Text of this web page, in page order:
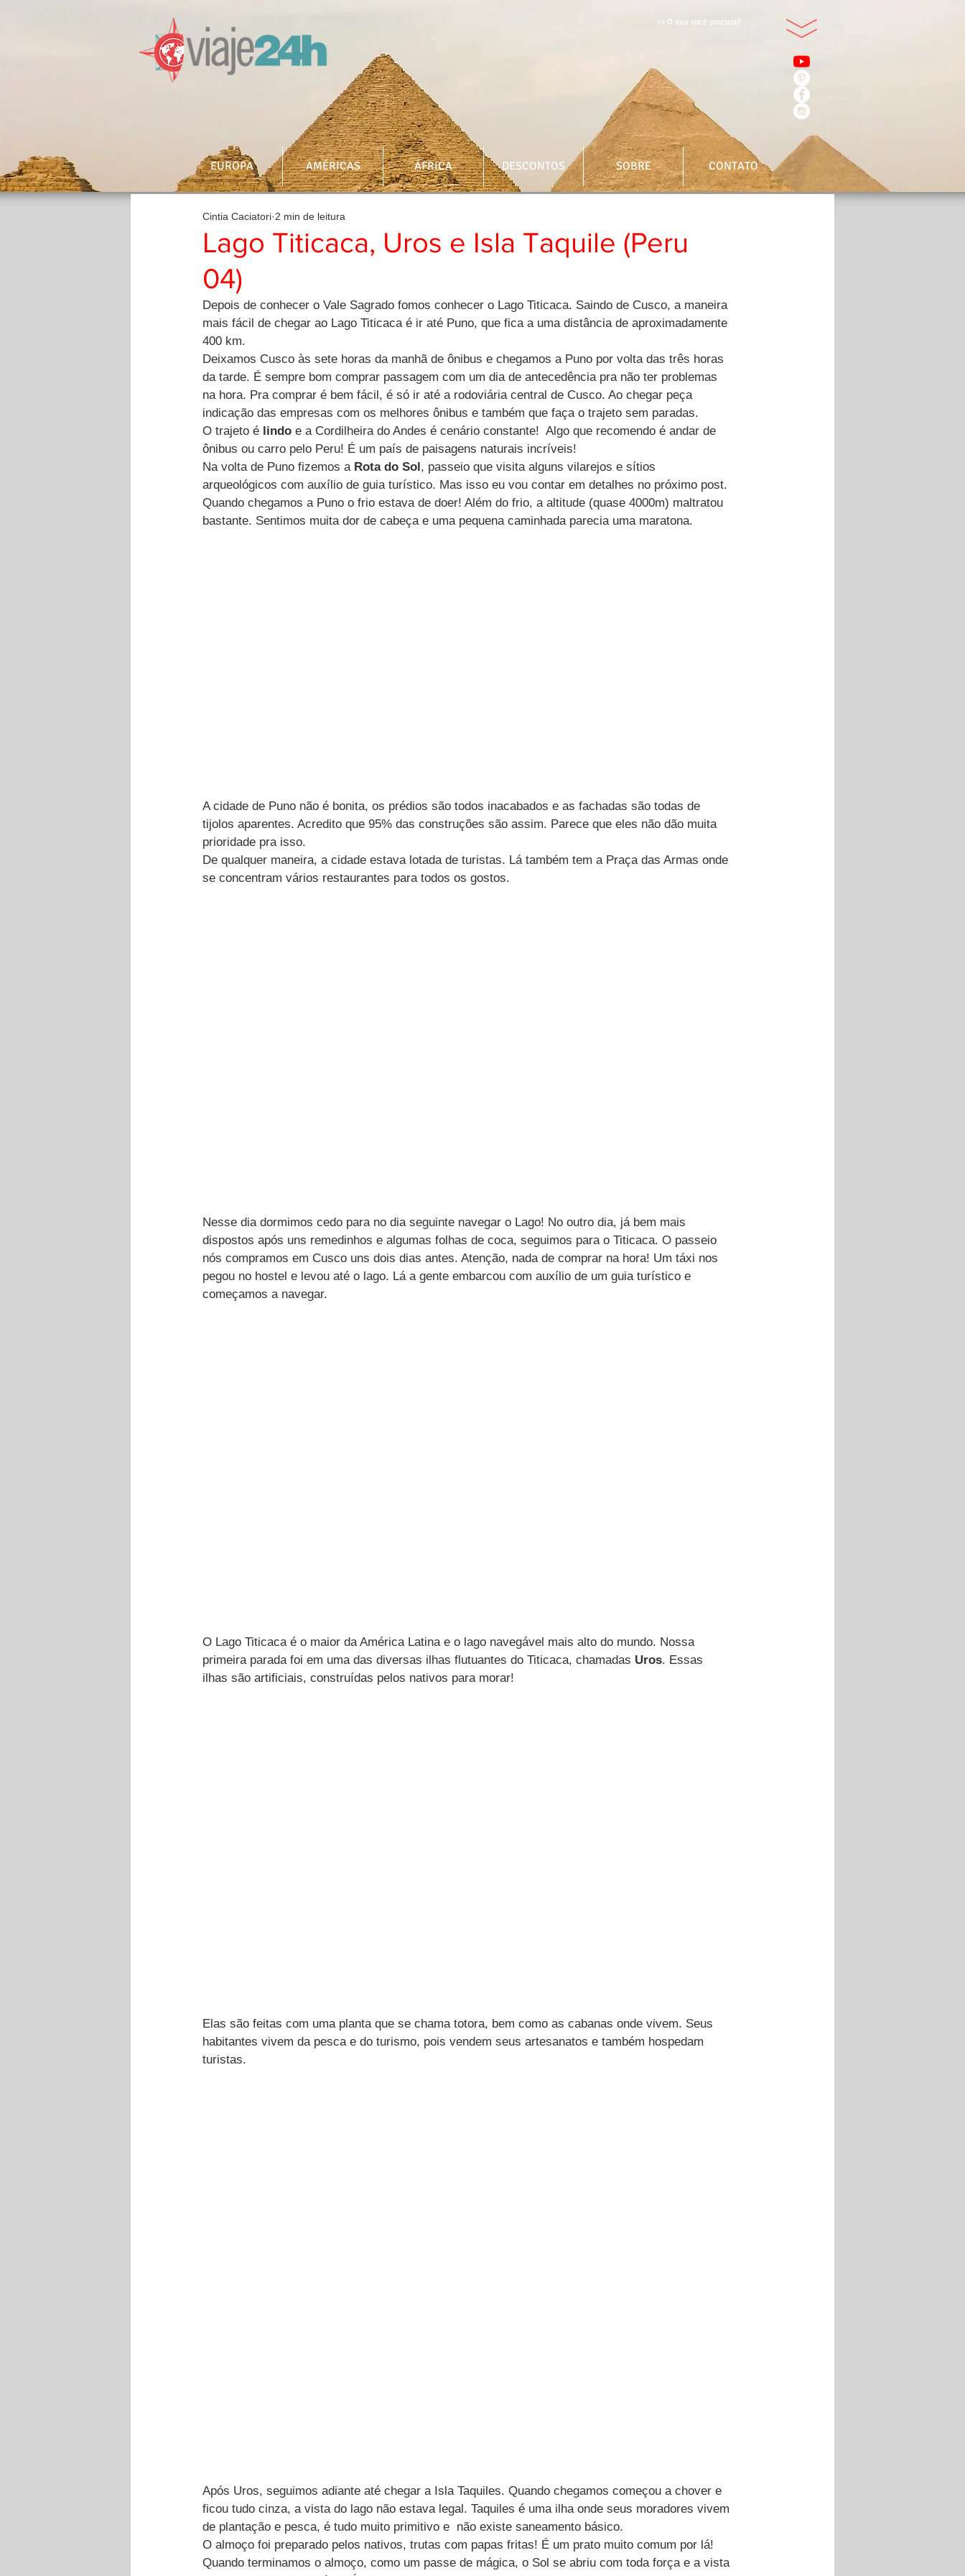
>> O que você procura?
EUROPA AMÉRICAS ÁFRICA DESCONTOS SOBRE CONTATO
Lago Titicaca, Uros e Isla Taquile (Peru
04)
Cintia Caciatori 2 min de leitura
Depois de conhecer o Vale Sagrado fomos conhecer o Lago Titicaca. Saindo de Cusco, a maneira
mais fácil de chegar ao Lago Titicaca é ir até Puno, que fica a uma distância de aproximadamente
400 km.
Deixamos Cusco às sete horas da manhã de ônibus e chegamos a Puno por volta das três horas
da tarde. É sempre bom comprar passagem com um dia de antecedência pra não ter problemas
na hora. Pra comprar é bem fácil, é só ir até a rodoviária central de Cusco. Ao chegar peça
indicação das empresas com os melhores ônibus e também que faça o trajeto sem paradas.
O trajeto é lindo e a Cordilheira do Andes é cenário constante!  Algo que recomendo é andar de
ônibus ou carro pelo Peru! É um país de paisagens naturais incríveis!
Na volta de Puno fizemos a Rota do Sol, passeio que visita alguns vilarejos e sítios
arqueológicos com auxílio de guia turístico. Mas isso eu vou contar em detalhes no próximo post.
Quando chegamos a Puno o frio estava de doer! Além do frio, a altitude (quase 4000m) maltratou
bastante. Sentimos muita dor de cabeça e uma pequena caminhada parecia uma maratona.
A cidade de Puno não é bonita, os prédios são todos inacabados e as fachadas são todas de
tijolos aparentes. Acredito que 95% das construções são assim. Parece que eles não dão muita
prioridade pra isso.
De qualquer maneira, a cidade estava lotada de turistas. Lá também tem a Praça das Armas onde
se concentram vários restaurantes para todos os gostos.
Nesse dia dormimos cedo para no dia seguinte navegar o Lago! No outro dia, já bem mais
dispostos após uns remedinhos e algumas folhas de coca, seguimos para o Titicaca. O passeio
nós compramos em Cusco uns dois dias antes. Atenção, nada de comprar na hora! Um táxi nos
pegou no hostel e levou até o lago. Lá a gente embarcou com auxílio de um guia turístico e
começamos a navegar.
O Lago Titicaca é o maior da América Latina e o lago navegável mais alto do mundo. Nossa
primeira parada foi em uma das diversas ilhas flutuantes do Titicaca, chamadas Uros. Essas
ilhas são artificiais, construídas pelos nativos para morar!
Elas são feitas com uma planta que se chama totora, bem como as cabanas onde vivem. Seus
habitantes vivem da pesca e do turismo, pois vendem seus artesanatos e também hospedam
turistas.
Após Uros, seguimos adiante até chegar a Isla Taquiles. Quando chegamos começou a chover e
ficou tudo cinza, a vista do lago não estava legal. Taquiles é uma ilha onde seus moradores vivem
de plantação e pesca, é tudo muito primitivo e  não existe saneamento básico.
O almoço foi preparado pelos nativos, trutas com papas fritas! É um prato muito comum por lá!
Quando terminamos o almoço, como um passe de mágica, o Sol se abriu com toda força e a vista